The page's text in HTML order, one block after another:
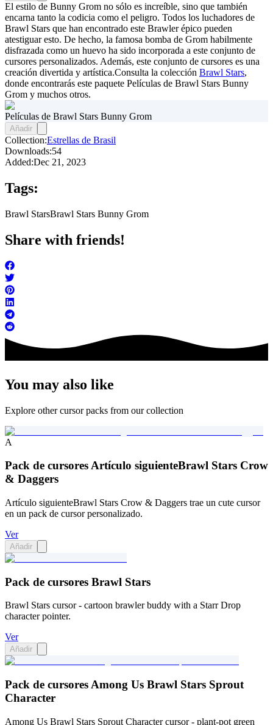
El estilo de Bunny Grom no sólo es increíble, sino que también
encarna tanto la codicia como el peligro. Todos los luchadores de
Brawl Stars que han encontrado este Brawler épico pueden
atestiguar esto. De hecho, la famosa bomba de Grom habilmente
disfrazada como un huevo ha sido incorporada a este conjunto de
cursores personalizados. Además, este conjunto de cursores es una
creación divertida y artística.Consulta la colección Brawl Stars,
donde encontrarás este paquete Películas de Brawl Stars Bunny
Grom y muchos otros.
Películas de Brawl Stars Bunny Grom
Añadir
Collection:Estrellas de Brasil
Downloads:54
Added:Dec 21, 2023
Tags:
Brawl StarsBrawl Stars Bunny Grom
Share with friends!
You may also like
Explore other cursor packs from our collection
A
Pack de cursores Artículo siguienteBrawl Stars Crow
& Daggers
Artículo siguienteBrawl Stars Crow & Daggers trae un cute cursor
en un pack de cursor personalizado.
Ver
Añadir
Pack de cursores Brawl Stars
Brawl Stars cursor - cartoon brawler buddy with a Starr Drop
character pointer.
Ver
Añadir
Pack de cursores Among Us Brawl Stars Sprout
Character
Among Us Brawl Stars Sprout Character cursor - plant-pot green